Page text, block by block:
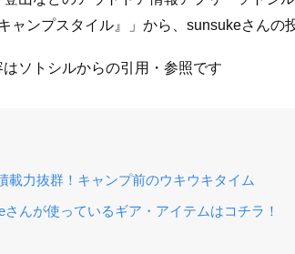
ャンプスタイル』」から、sunsukeさんの
ソトシルからの引用・参照です
載力抜群！キャンプ前のウキウキタイム
さんが使っているギア・アイテムはコチラ！